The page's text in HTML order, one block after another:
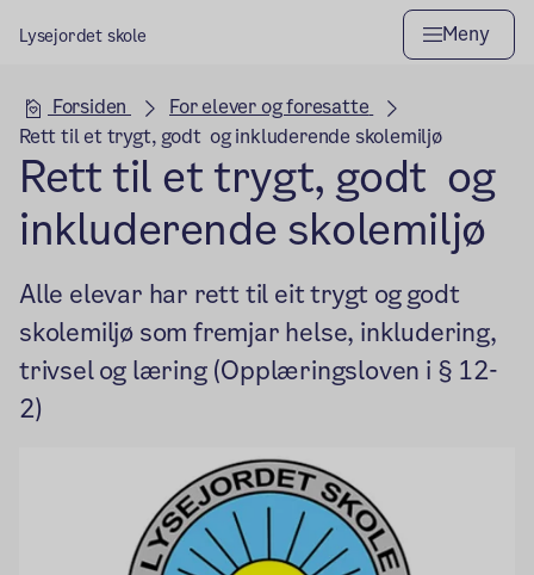
Lysejordet skole Meny
Hovedseksjon
Forsiden
For elever og foresatte
Rett til et trygt, godt og inkluderende skolemiljø
Rett til et trygt, godt og
inkluderende skolemiljø
Alle elevar har rett til eit trygt og godt
skolemiljø som fremjar helse, inkludering,
trivsel og læring (Opplæringsloven i § 12-
2)